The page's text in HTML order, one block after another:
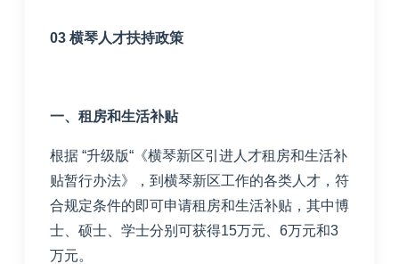
03 横琴人才扶持政策
一、租房和生活补贴
根据 “升级版“ 《横琴新区引进人才租房和生活补
贴暂行办法》，到横琴新区工作的各类人才，符
合规定条件的即可申请租房和生活补贴，其中博
士、硕士、学士分别可获得15万元、 6万元和3
万元。